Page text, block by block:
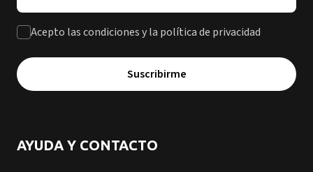
Acepto las condiciones y la política de privacidad
Suscribirme
AYUDA Y CONTACTO